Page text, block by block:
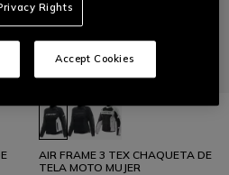
AIR FRAME 3 TEX CHAQUETA DE
TELA MOTO MUJER
Rights
Accept Cookies